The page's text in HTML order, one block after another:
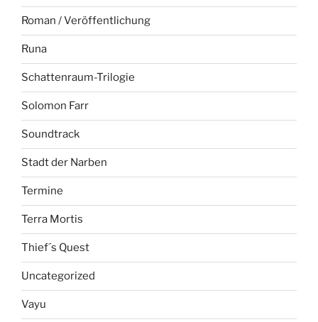
Roman / Veröffentlichung
Runa
Schattenraum-Trilogie
Solomon Farr
Soundtrack
Stadt der Narben
Termine
Terra Mortis
Thief´s Quest
Uncategorized
Vayu